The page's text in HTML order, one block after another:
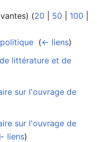
) (20 50 100
(← liens)
littérature et de
sur l'ouvrage de
sur l'ouvrage de
liens)